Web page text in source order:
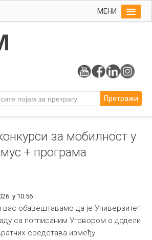
МЕНИ
Претражи
за мобилност у
+ програма
у 10:56
обавештавамо да је Универзитет
са потписаним Уговором о додели
средстава између